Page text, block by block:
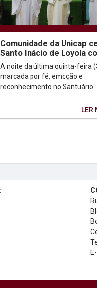
Comunidade da Unicap
Santo Inácio de Loyola
homenagem a
jesuítas
A noite da última quinta-feira
marcada por fé, emoção e
reconhecimento no Santuário
Fátima, onde a comunidadeLER